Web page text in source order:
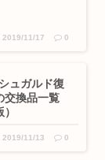
2019/11/17 0
ュガルド復
換品一覧
2019/11/13 0